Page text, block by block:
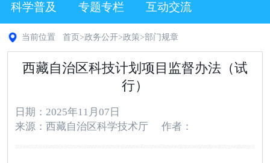
科学普及 专题专栏 互动交流
当前位置 首页 >政务公开>政策>部门规章
西藏自治区科技计划项目监督办法（试
行）
日期：2025年11月07日
来源：西藏自治区科学技术厅
作者：